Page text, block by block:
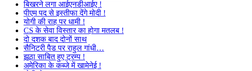
बिखरने लगा आईएनडीआईए !
पीएम पद से इस्तीफा देंगे मोदी !
योगी की राह पर धामी !
CS के सेवा विस्तार का होगा मतलब !
दो दशक बाद दोनों साथ
सैनिटरी पैड पर राहुल गांधी…
झूठा साबित हुए ट्रम्प !
अमेरिका के कब्जे में खामेनेई !